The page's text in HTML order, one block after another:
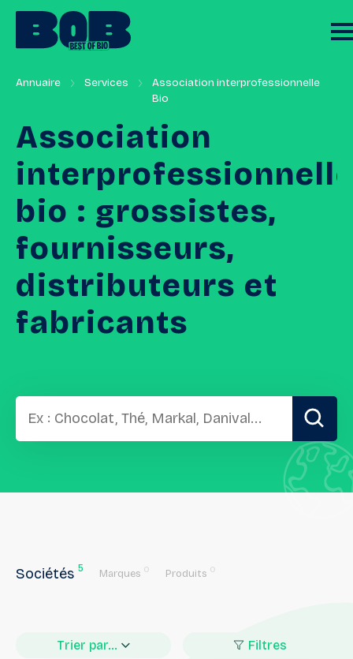
Annuaire Services
Association interprofessionnelle
Bio
Association
bio : grossistes,
fournisseurs,
distributeurs et
fabricants
Sociétés 5 Marques 0 Produits 0
Trier par... Filtres